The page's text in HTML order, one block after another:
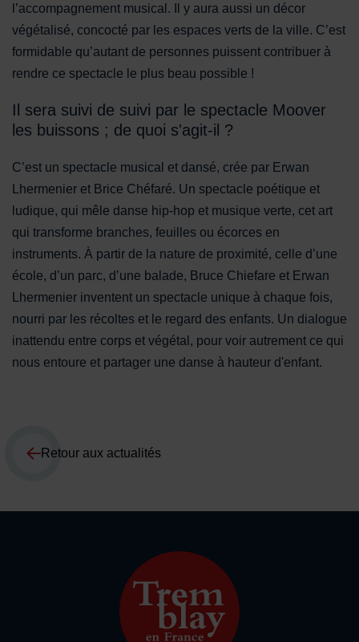
l’accompagnement musical. Il y aura aussi un décor
végétalisé, concocté par les espaces verts de la ville. C’est
formidable qu’autant de personnes puissent contribuer à
rendre ce spectacle le plus beau possible !
Il sera suivi de suivi par le spectacle Moover
les buissons ; de quoi s'agit-il ?
C’est un spectacle musical et dansé, crée par Erwan
Lhermenier et Brice Chéfaré. Un spectacle poétique et
ludique, qui mêle danse hip-hop et musique verte, cet art
qui transforme branches, feuilles ou écorces en
instruments. À partir de la nature de proximité, celle d’une
école, d’un parc, d’une balade, Bruce Chiefare et Erwan
Lhermenier inventent un spectacle unique à chaque fois,
nourri par les récoltes et le regard des enfants. Un dialogue
inattendu entre corps et végétal, pour voir autrement ce qui
nous entoure et partager une danse à hauteur d'enfant.
Retour aux actualités